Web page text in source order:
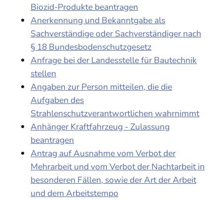
Biozid-Produkte beantragen
Anerkennung und Bekanntgabe als
Sachverständige oder Sachverständiger nach
§ 18 Bundesbodenschutzgesetz
Anfrage bei der Landesstelle für Bautechnik
stellen
Angaben zur Person mitteilen, die die
Aufgaben des
Strahlenschutzverantwortlichen wahrnimmt
Anhänger Kraftfahrzeug - Zulassung
beantragen
Antrag auf Ausnahme vom Verbot der
Mehrarbeit und vom Verbot der Nachtarbeit in
besonderen Fällen, sowie der Art der Arbeit
und dem Arbeitstempo